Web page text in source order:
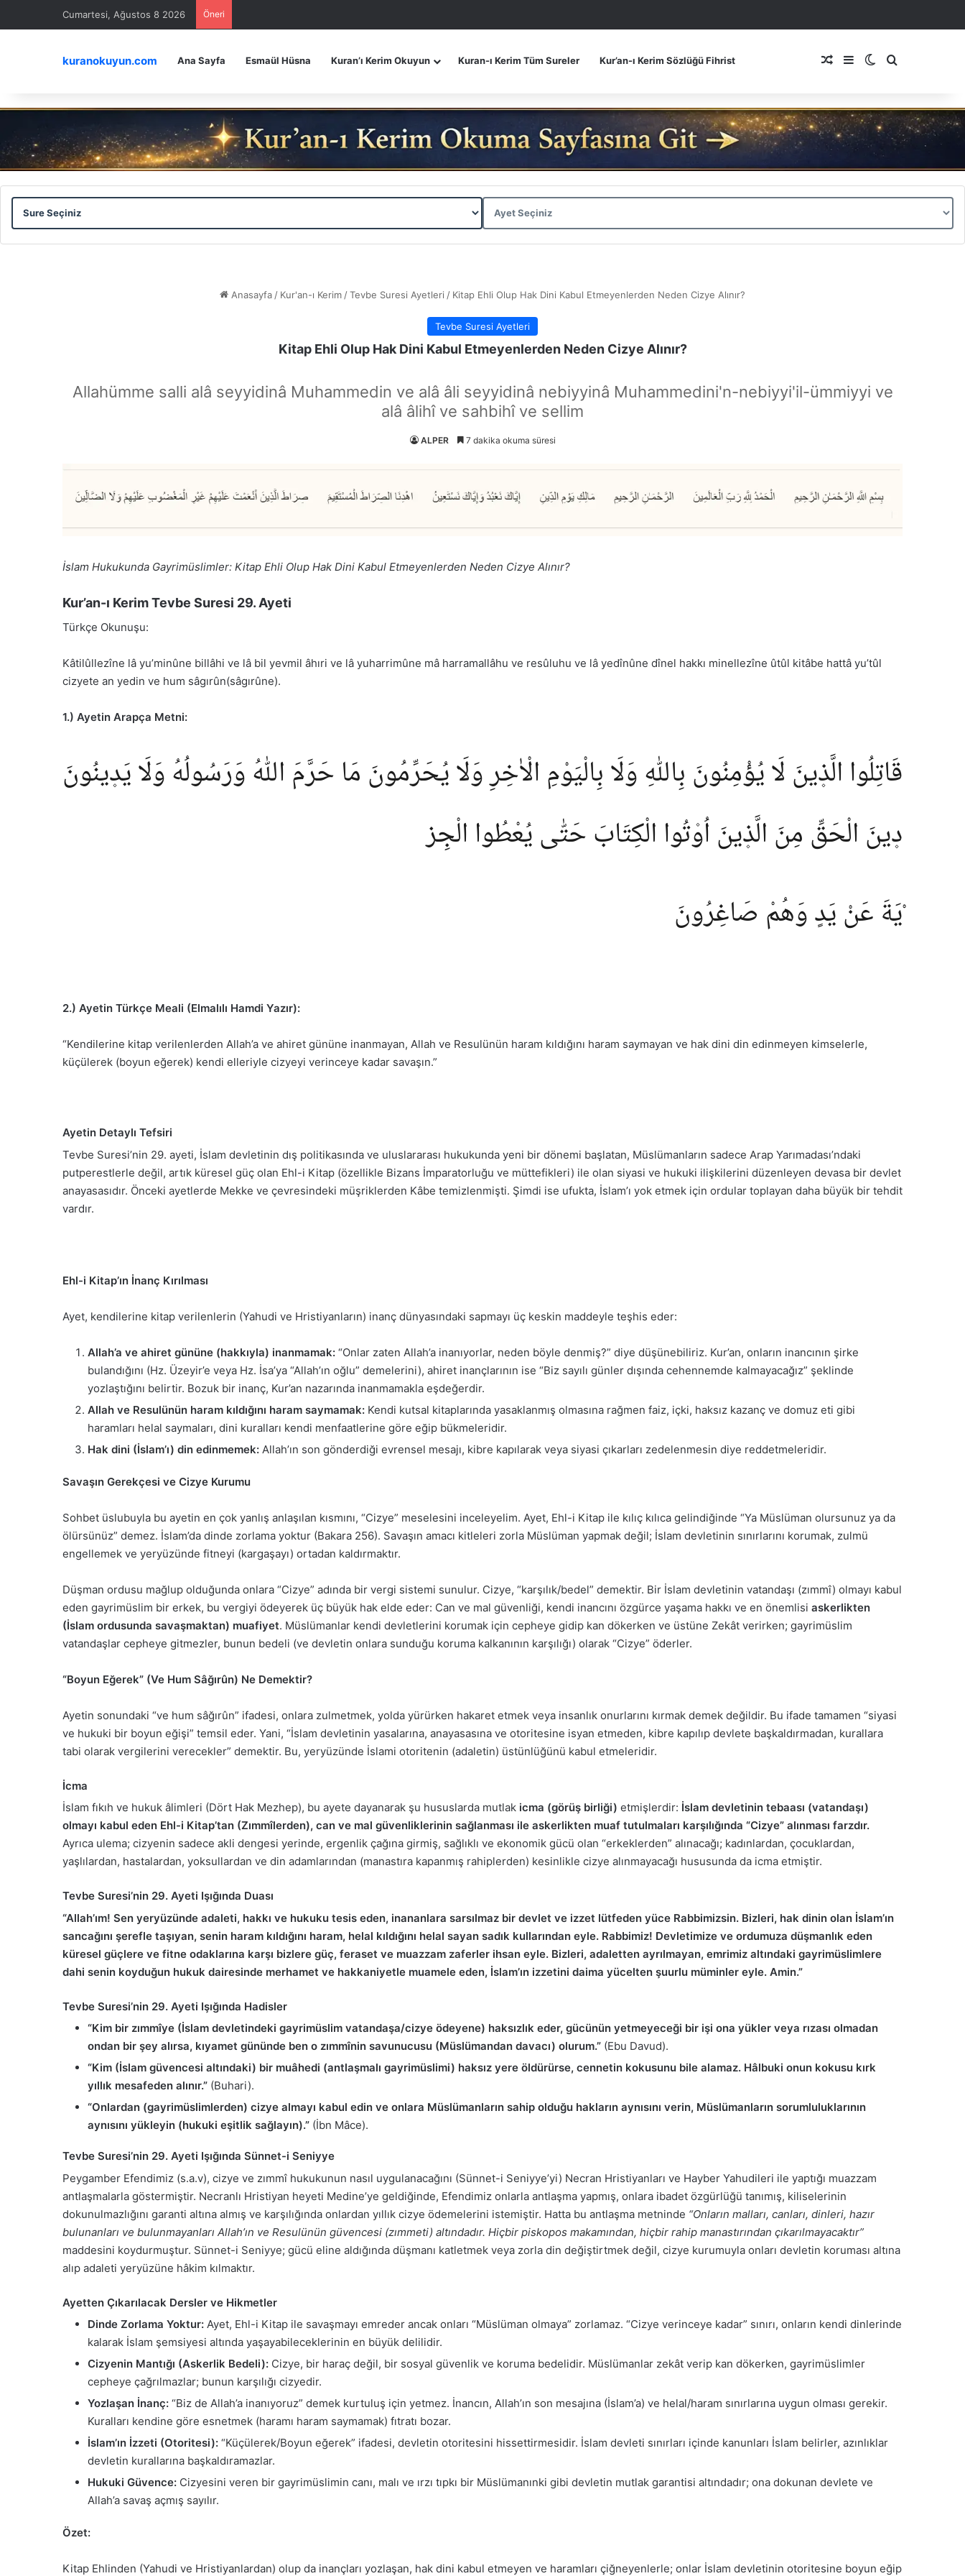
Cumartesi, Ağustos 8 2026 Öneri
kuranokuyun.com Ana Sayfa Esmaül Hüsna Kuran’ı Kerim Okuyun Kuran-ı Kerim Tüm Sureler Kur’an-ı Kerim Sözlüğü Fihrist Rastgele Makale
Kenar Bölmesi
Dış görünümü
Arama yap
Anasayfa / Kur'an-ı Kerim /Tevbe Suresi Ayetleri / Kitap Ehli Olup Hak Dini Kabul Etmeyenlerden Neden Cizye Alınır?
Tevbe Suresi Ayetleri
Kitap Ehli Olup Hak Dini Kabul Etmeyenlerden Neden Cizye Alınır?
Allahümme salli alâ seyyidinâ Muhammedin ve alâ âli seyyidinâ nebiyyinâ Muhammedini'n-nebiyyi'il-ümmiyyi ve
alâ âlihî ve sahbihî ve sellim
ALPER 7 dakika okuma süresi
İslam Hukukunda Gayrimüslimler: Kitap Ehli Olup Hak Dini Kabul Etmeyenlerden Neden Cizye Alınır?
Kur’an-ı Kerim Tevbe Suresi 29. Ayeti
Türkçe Okunuşu:
Kâtilûllezîne lâ yu’minûne billâhi ve lâ bil yevmil âhıri ve lâ yuharrimûne mâ harramallâhu ve resûluhu ve lâ yedînûne dînel hakkı minellezîne ûtûl kitâbe hattâ yu’tûl
cizyete an yedin ve hum sâgırûn(sâgırûne).
1.) Ayetin Arapça Metni:
قَاتِلُوا الَّذ۪ينَ لَا يُؤْمِنُونَ بِاللّٰهِ وَلَا بِالْيَوْمِ الْاٰخِرِ وَلَا يُحَرِّمُونَ مَا حَرَّمَ اللّٰهُ وَرَسُولُهُ وَلَا يَد۪ينُونَ
د۪ينَ الْحَقِّ مِنَ الَّذ۪ينَ اُو۫تُوا الْكِتَابَ حَتّٰى يُعْطُوا الْجِز
ْيَةَ عَنْ يَدٍ وَهُمْ صَاغِرُونَ
2.) Ayetin Türkçe Meali (Elmalılı Hamdi Yazır):
“Kendilerine kitap verilenlerden Allah’a ve ahiret gününe inanmayan, Allah ve Resulünün haram kıldığını haram saymayan ve hak dini din edinmeyen kimselerle,
küçülerek (boyun eğerek) kendi elleriyle cizyeyi verinceye kadar savaşın.”
Ayetin Detaylı Tefsiri
Tevbe Suresi’nin 29. ayeti, İslam devletinin dış politikasında ve uluslararası hukukunda yeni bir dönemi başlatan, Müslümanların sadece Arap Yarımadası’ndaki
putperestlerle değil, artık küresel güç olan Ehl-i Kitap (özellikle Bizans İmparatorluğu ve müttefikleri) ile olan siyasi ve hukuki ilişkilerini düzenleyen devasa bir devlet
anayasasıdır. Önceki ayetlerde Mekke ve çevresindeki müşriklerden Kâbe temizlenmişti. Şimdi ise ufukta, İslam’ı yok etmek için ordular toplayan daha büyük bir tehdit
vardır.
Ehl-i Kitap’ın İnanç Kırılması
Ayet, kendilerine kitap verilenlerin (Yahudi ve Hristiyanların) inanç dünyasındaki sapmayı üç keskin maddeyle teşhis eder:
Allah’a ve ahiret gününe (hakkıyla) inanmamak: “Onlar zaten Allah’a inanıyorlar, neden böyle denmiş?” diye düşünebiliriz. Kur’an, onların inancının şirke
bulandığını (Hz. Üzeyir’e veya Hz. İsa’ya “Allah’ın oğlu” demelerini), ahiret inançlarının ise “Biz sayılı günler dışında cehennemde kalmayacağız” şeklinde
yozlaştığını belirtir. Bozuk bir inanç, Kur’an nazarında inanmamakla eşdeğerdir.
Allah ve Resulünün haram kıldığını haram saymamak: Kendi kutsal kitaplarında yasaklanmış olmasına rağmen faiz, içki, haksız kazanç ve domuz eti gibi
haramları helal saymaları, dini kuralları kendi menfaatlerine göre eğip bükmeleridir.
Hak dini (İslam’ı) din edinmemek: Allah’ın son gönderdiği evrensel mesajı, kibre kapılarak veya siyasi çıkarları zedelenmesin diye reddetmeleridir.
Savaşın Gerekçesi ve Cizye Kurumu
Sohbet üslubuyla bu ayetin en çok yanlış anlaşılan kısmını, “Cizye” meselesini inceleyelim. Ayet, Ehl-i Kitap ile kılıç kılıca gelindiğinde “Ya Müslüman olursunuz ya da
ölürsünüz” demez. İslam’da dinde zorlama yoktur (Bakara 256). Savaşın amacı kitleleri zorla Müslüman yapmak değil; İslam devletinin sınırlarını korumak, zulmü
engellemek ve yeryüzünde fitneyi (kargaşayı) ortadan kaldırmaktır.
Düşman ordusu mağlup olduğunda onlara “Cizye” adında bir vergi sistemi sunulur. Cizye, “karşılık/bedel” demektir. Bir İslam devletinin vatandaşı (zımmî) olmayı kabul
eden gayrimüslim bir erkek, bu vergiyi ödeyerek üç büyük hak elde eder: Can ve mal güvenliği, kendi inancını özgürce yaşama hakkı ve en önemlisi askerlikten
(İslam ordusunda savaşmaktan) muafiyet. Müslümanlar kendi devletlerini korumak için cepheye gidip kan dökerken ve üstüne Zekât verirken; gayrimüslim
vatandaşlar cepheye gitmezler, bunun bedeli (ve devletin onlara sunduğu koruma kalkanının karşılığı) olarak “Cizye” öderler.
“Boyun Eğerek” (Ve Hum Sâğırûn) Ne Demektir?
Ayetin sonundaki “ve hum sâğırûn” ifadesi, onlara zulmetmek, yolda yürürken hakaret etmek veya insanlık onurlarını kırmak demek değildir. Bu ifade tamamen “siyasi
ve hukuki bir boyun eğişi” temsil eder. Yani, “İslam devletinin yasalarına, anayasasına ve otoritesine isyan etmeden, kibre kapılıp devlete başkaldırmadan, kurallara
tabi olarak vergilerini verecekler” demektir. Bu, yeryüzünde İslami otoritenin (adaletin) üstünlüğünü kabul etmeleridir.
İcma
İslam fıkıh ve hukuk âlimleri (Dört Hak Mezhep), bu ayete dayanarak şu hususlarda mutlak icma (görüş birliği) etmişlerdir: İslam devletinin tebaası (vatandaşı)
olmayı kabul eden Ehl-i Kitap’tan (Zımmîlerden), can ve mal güvenliklerinin sağlanması ile askerlikten muaf tutulmaları karşılığında “Cizye” alınması farzdır.
Ayrıca ulema; cizyenin sadece akli dengesi yerinde, ergenlik çağına girmiş, sağlıklı ve ekonomik gücü olan “erkeklerden” alınacağı; kadınlardan, çocuklardan,
yaşlılardan, hastalardan, yoksullardan ve din adamlarından (manastıra kapanmış rahiplerden) kesinlikle cizye alınmayacağı hususunda da icma etmiştir.
Tevbe Suresi’nin 29. Ayeti Işığında Duası
“Allah’ım! Sen yeryüzünde adaleti, hakkı ve hukuku tesis eden, inananlara sarsılmaz bir devlet ve izzet lütfeden yüce Rabbimizsin. Bizleri, hak dinin olan İslam’ın
sancağını şerefle taşıyan, senin haram kıldığını haram, helal kıldığını helal sayan sadık kullarından eyle. Rabbimiz! Devletimize ve ordumuza düşmanlık eden
küresel güçlere ve fitne odaklarına karşı bizlere güç, feraset ve muazzam zaferler ihsan eyle. Bizleri, adaletten ayrılmayan, emrimiz altındaki gayrimüslimlere
dahi senin koyduğun hukuk dairesinde merhamet ve hakkaniyetle muamele eden, İslam’ın izzetini daima yücelten şuurlu müminler eyle. Amin.”
Tevbe Suresi’nin 29. Ayeti Işığında Hadisler
“Kim bir zımmîye (İslam devletindeki gayrimüslim vatandaşa/cizye ödeyene) haksızlık eder, gücünün yetmeyeceği bir işi ona yükler veya rızası olmadan
ondan bir şey alırsa, kıyamet gününde ben o zımmînin savunucusu (Müslümandan davacı) olurum.” (Ebu Davud).
“Kim (İslam güvencesi altındaki) bir muâhedi (antlaşmalı gayrimüslimi) haksız yere öldürürse, cennetin kokusunu bile alamaz. Hâlbuki onun kokusu kırk
yıllık mesafeden alınır.” (Buhari).
“Onlardan (gayrimüslimlerden) cizye almayı kabul edin ve onlara Müslümanların sahip olduğu hakların aynısını verin, Müslümanların sorumluluklarının
aynısını yükleyin (hukuki eşitlik sağlayın).” (İbn Mâce).
Tevbe Suresi’nin 29. Ayeti Işığında Sünnet-i Seniyye
Peygamber Efendimiz (s.a.v), cizye ve zımmî hukukunun nasıl uygulanacağını (Sünnet-i Seniyye’yi) Necran Hristiyanları ve Hayber Yahudileri ile yaptığı muazzam
antlaşmalarla göstermiştir. Necranlı Hristiyan heyeti Medine’ye geldiğinde, Efendimiz onlarla antlaşma yapmış, onlara ibadet özgürlüğü tanımış, kiliselerinin
dokunulmazlığını garanti altına almış ve karşılığında onlardan yıllık cizye ödemelerini istemiştir. Hatta bu antlaşma metninde “Onların malları, canları, dinleri, hazır
bulunanları ve bulunmayanları Allah’ın ve Resulünün güvencesi (zımmeti) altındadır. Hiçbir piskopos makamından, hiçbir rahip manastırından çıkarılmayacaktır”
maddesini koydurmuştur. Sünnet-i Seniyye; gücü eline aldığında düşmanı katletmek veya zorla din değiştirtmek değil, cizye kurumuyla onları devletin koruması altına
alıp adaleti yeryüzüne hâkim kılmaktır.
Ayetten Çıkarılacak Dersler ve Hikmetler
Dinde Zorlama Yoktur: Ayet, Ehl-i Kitap ile savaşmayı emreder ancak onları “Müslüman olmaya” zorlamaz. “Cizye verinceye kadar” sınırı, onların kendi dinlerinde
kalarak İslam şemsiyesi altında yaşayabileceklerinin en büyük delilidir.
Cizyenin Mantığı (Askerlik Bedeli): Cizye, bir haraç değil, bir sosyal güvenlik ve koruma bedelidir. Müslümanlar zekât verip kan dökerken, gayrimüslimler
cepheye çağrılmazlar; bunun karşılığı cizyedir.
Yozlaşan İnanç: “Biz de Allah’a inanıyoruz” demek kurtuluş için yetmez. İnancın, Allah’ın son mesajına (İslam’a) ve helal/haram sınırlarına uygun olması gerekir.
Kuralları kendine göre esnetmek (haramı haram saymamak) fıtratı bozar.
İslam’ın İzzeti (Otoritesi): “Küçülerek/Boyun eğerek” ifadesi, devletin otoritesini hissettirmesidir. İslam devleti sınırları içinde kanunları İslam belirler, azınlıklar
devletin kurallarına başkaldıramazlar.
Hukuki Güvence: Cizyesini veren bir gayrimüslimin canı, malı ve ırzı tıpkı bir Müslümanınki gibi devletin mutlak garantisi altındadır; ona dokunan devlete ve
Allah’a savaş açmış sayılır.
Özet:
Kitap Ehlinden (Yahudi ve Hristiyanlardan) olup da inançları yozlaşan, hak dini kabul etmeyen ve haramları çiğneyenlerle; onlar İslam devletinin otoritesine boyun eğip